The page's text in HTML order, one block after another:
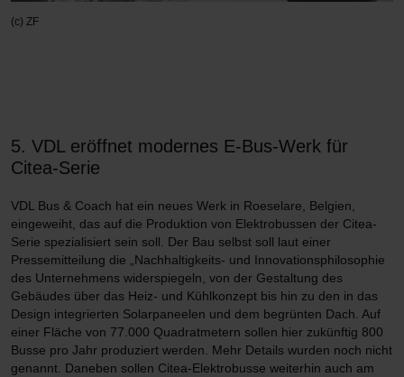
(c) ZF
5. VDL eröffnet modernes E-Bus-Werk für
Citea-Serie
VDL Bus & Coach hat ein neues Werk in Roeselare, Belgien,
eingeweiht, das auf die Produktion von Elektrobussen der Citea-
Serie spezialisiert sein soll. Der Bau selbst soll laut einer
Pressemitteilung die „Nachhaltigkeits- und Innovationsphilosophie
des Unternehmens widerspiegeln, von der Gestaltung des
Gebäudes über das Heiz- und Kühlkonzept bis hin zu den in das
Design integrierten Solarpaneelen und dem begrünten Dach. Auf
einer Fläche von 77.000 Quadratmetern sollen hier zukünftig 800
Busse pro Jahr produziert werden. Mehr Details wurden noch nicht
genannt. Daneben sollen Citea-Elektrobusse weiterhin auch am